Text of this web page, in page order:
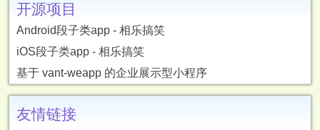
开源项目
Android段子类app - 相乐搞笑
iOS段子类app - 相乐搞笑
基于 vant-weapp 的企业展示型小程序
友情链接